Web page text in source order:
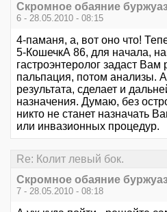
Скромное обаяние
6 - 28.05.2010 - 08:15
4-паманя, а, вот оно что!
5-КошечкА 86, для начала,
гастроэнтеролог задаст
пальпация, потом анализы.
результата, сделает и
назначения. Думаю, без
никто не станет назначать
или инвазионных процедур.
Re: Колит левый бок.
Скромное обаяние
7 - 28.05.2010 - 08:18